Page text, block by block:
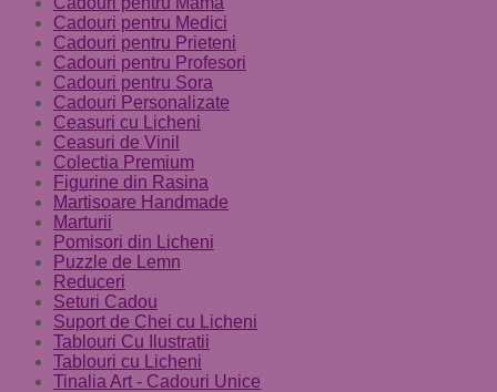
Cadouri pentru Medici
Cadouri pentru Prieteni
Cadouri pentru Profesori
Cadouri pentru Sora
Cadouri Personalizate
Ceasuri cu Licheni
Ceasuri de Vinil
Colectia Premium
Figurine din Rasina
Martisoare Handmade
Marturii
Pomisori din Licheni
Puzzle de Lemn
Reduceri
Seturi Cadou
Suport de Chei cu Licheni
Tablouri Cu Ilustratii
Tablouri cu Licheni
Tinalia Art - Cadouri Unice